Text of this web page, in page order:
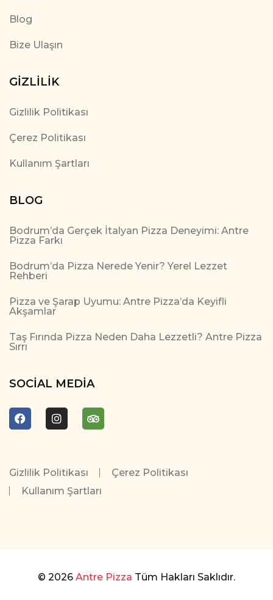
Blog
Bize Ulaşın
GIZLILIK
Gizlilik Politikası
Çerez Politikası
Kullanım Şartları
BLOG
Bodrum’da Gerçek İtalyan Pizza Deneyimi: Antre
Pizza Farkı
Bodrum’da Pizza Nerede Yenir? Yerel Lezzet
Rehberi
Pizza ve Şarap Uyumu: Antre Pizza’da Keyifli
Akşamlar
Taş Fırında Pizza Neden Daha Lezzetli? Antre Pizza
Sırrı
SOCIAL MEDIA
Gizlilik Politikası
Çerez Politikası
Kullanım Şartları
© 2026 Antre Pizza Tüm Hakları Saklıdır.